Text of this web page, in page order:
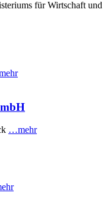
für Wirtschaft und
…mehr